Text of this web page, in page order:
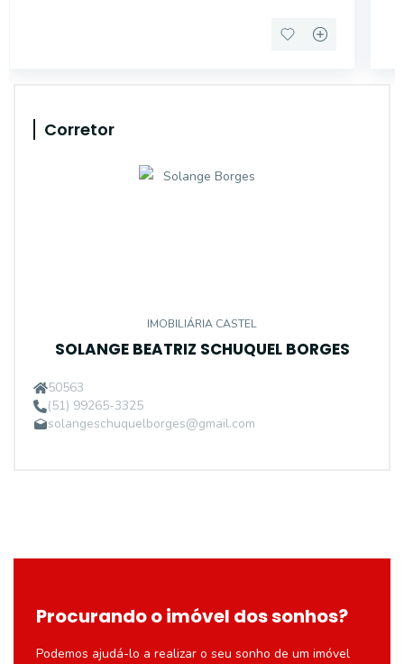
Corretor
IMOBILIÁRIA CASTEL
SOLANGE BEATRIZ SCHUQUEL BORGES
50563
(51) 99265-3325
solangeschuquelborges@gmail.com
Procurando o imóvel dos sonhos?
Podemos ajudá-lo a realizar o seu sonho de um imóvel